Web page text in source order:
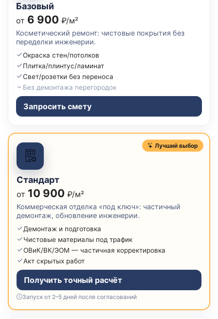
Базовый
от 6 900 ₽/м²
Косметический ремонт: чистовые покрытия без
переделки инженерии.
Окраска стен/потолков
Плитка/плинтус/ламинат
Свет/розетки без переноса
Без демонтажа перегородок
Запросить смету
Лучший выбор
Стандарт
от 10 900 ₽/м²
Коммерческая отделка «под ключ»: частичный
демонтаж, обновление инженерии.
Демонтаж и подготовка
Чистовые материалы под трафик
ОВиК/ВК/ЭОМ — частичная корректировка
Акт скрытых работ
Получить точный расчёт
Запуск от 2–5 дней после согласований